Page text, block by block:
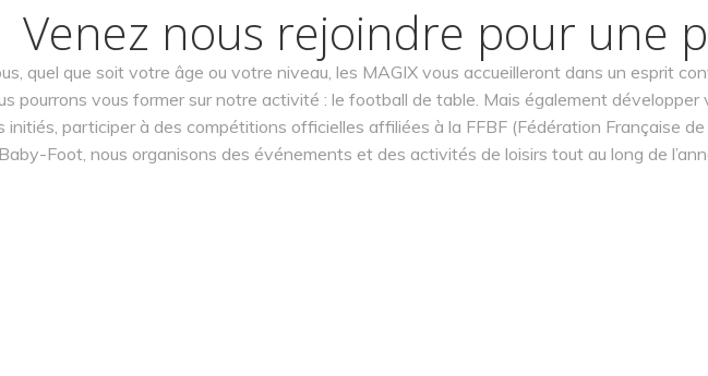
Venez nous rejoindre pour une
quel que soit votre âge ou votre niveau, les MAGIX vous accueilleront dans un esprit
pourrons vous former sur notre activité : le football de table. Mais également
initiés, participer à des compétitions officielles affiliées à la FFBF (Fédération Française
Foot, nous organisons des événements et des activités de loisirs tout au long de